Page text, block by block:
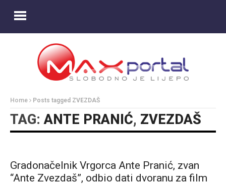
Home Posts tagged ZVEZDAŠ
TAG:ANTE PRANIĆ, ZVEZDAŠ
Gradonačelnik Vrgorca Ante Pranić, zvan
“Ante Zvezdaš”, odbio dati dvoranu za film